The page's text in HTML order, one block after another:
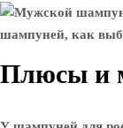
Плюсы и